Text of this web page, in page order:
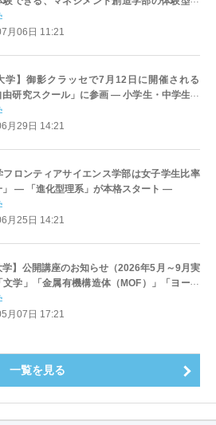
キャンパス「TRIAL LESSON 2026」を8月
）に開催
月06日 11:21
学】御影クラッセで7月12日に開催される
由研究スクール」に参画 ― 小学生・中学生を
4つの企画を実施
月29日 14:21
フロンティアサイエンス学部は女子学生比率
」 ― 「進化型理系」が本格スタート ―
月25日 14:21
学】公開講座のお知らせ（2026年5月～9月実
学」「金属有機構造体（MOF）」「ヨーガ
ティス」など7講座
月07日 17:21
一覧を見る